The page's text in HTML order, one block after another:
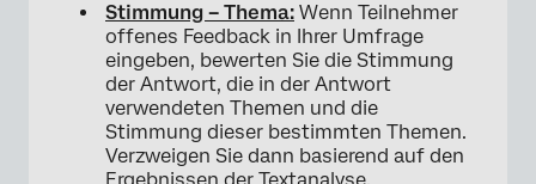
Stimmung – Thema: Wenn Teilnehmer
offenes Feedback in Ihrer Umfrage
eingeben, bewerten Sie die Stimmung
der Antwort, die in der Antwort
verwendeten Themen und die
Stimmung dieser bestimmten Themen.
Verzweigen Sie dann basierend auf den